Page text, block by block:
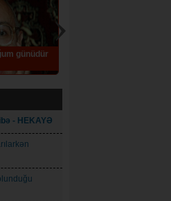
zidd addımlar
- HEKAYƏ